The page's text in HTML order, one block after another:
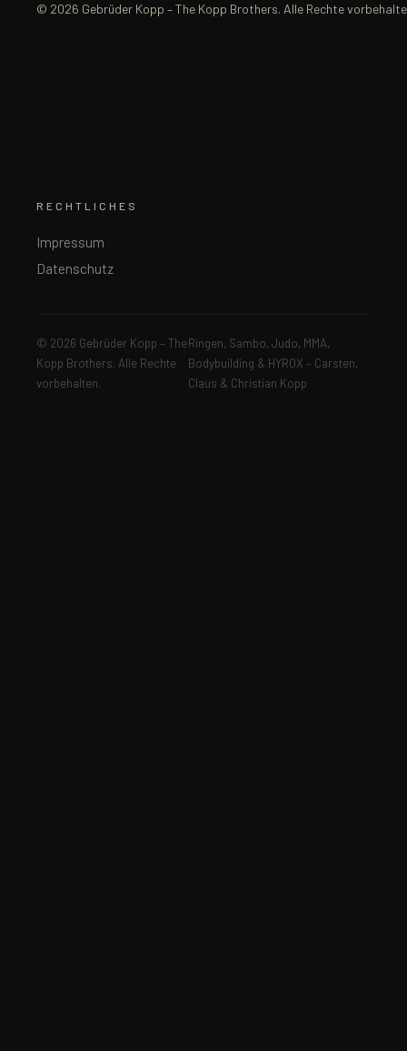
© 2026 Gebrüder Kopp – The Kopp Brothers. Alle Rechte
RECHTLICHES
Impressum
Datenschutz
© 2026 Gebrüder Kopp – The
Kopp Brothers. Alle Rechte
vorbehalten.
Ringen, Sambo, Judo, MMA,
Bodybuilding & HYROX – Carsten,
Claus & Christian Kopp